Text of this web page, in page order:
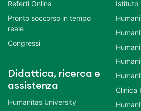
Referti Online
Pronto soccorso in tempo
reale
Congressi
Didattica, ricerca e
assistenza
Humanitas University
Istituto
Clinica